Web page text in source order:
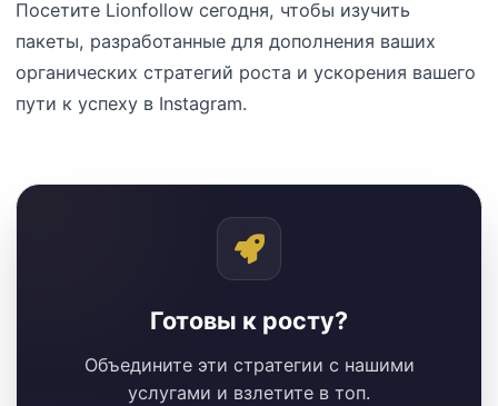
Посетите Lionfollow сегодня, чтобы изучить
пакеты, разработанные для дополнения ваших
органических стратегий роста и ускорения вашего
пути к успеху в Instagram.
Готовы к росту?
Объедините эти стратегии с нашими
услугами и взлетите в топ.